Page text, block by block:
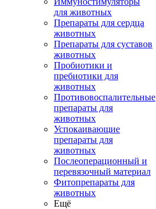
для животных
Препараты для сердца
животных
Препараты для суставов
животных
Пробиотики и
пребиотики для
животных
Противовоспалительные
препараты для
животных
Успокаивающие
препараты для
животных
Послеоперационный и
перевязочный материал
Фитопрепараты для
животных
Ещё